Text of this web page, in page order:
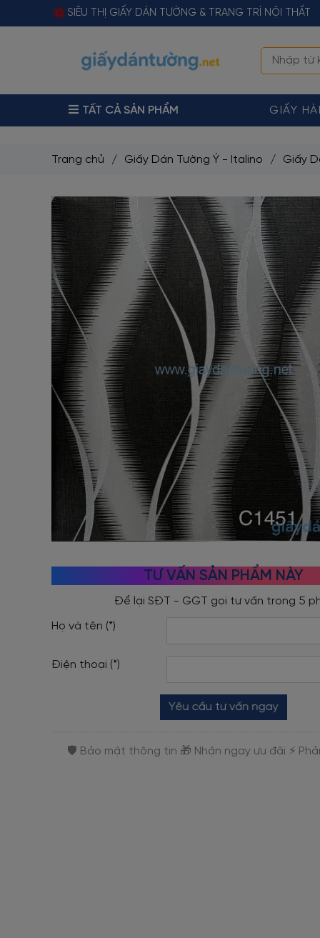
SIÊU THỊ GIẤY DÁN TƯỜNG & TRANG TRÍ NỘI THẤT
TẤT CẢ SẢN PHẨM GIẤY
Trang chủ / Giấy Dán Tường Ý - Italino / Giấy
TƯ VẤN SẢN PHẨM NÀY
Họ và tên (*)
Điện thoại (*)
Yêu cầu tư vấn ngay